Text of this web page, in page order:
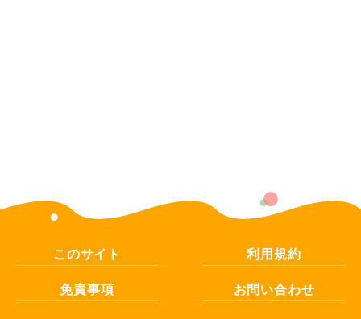
このサイト
利用規約
免責事項
お問い合わせ